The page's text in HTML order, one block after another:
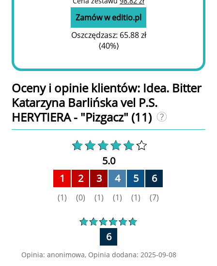
Zamów w editio.pl
Oszczędzasz: 65.88 zł
⟨40%⟩
Oceny i opinie klientów: Idea. Bitter
Katarzyna Barlińska vel P.S.
HERYTIERA - "Pizgacz" (11)
5.0
1
(1)
2
(0)
3
(1)
4
(1)
5
(1)
6
(7)
6
Opinia: anonimowa, Opinia dodana: 2025-09-08